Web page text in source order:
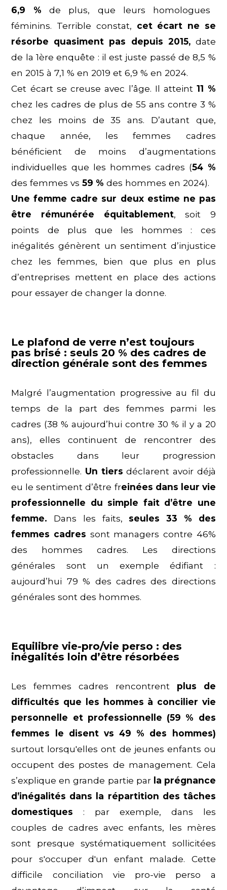
6,9 % de plus, que leurs homologues
féminins. Terrible constat, cet écart ne se
résorbe quasiment pas depuis 2015,date
de la 1ère enquête : il est juste passé de 8,5 %
en 2015 à 7,1 % en 2019 et 6,9 % en 2024.
Cet écart se creuse avec l’âge. Il atteint11 %
chez les cadres de plus de 55 ans contre 3 %
chez les moins de 35 ans. D’autant que,
chaque année, les femmes cadres
bénéficient de moins d’augmentations
individuelles que les hommes cadres (54 %
des femmes vs59 % des hommes en 2024).
Une femme cadre sur deux estime ne pas
être rémunérée équitablement, soit 9
points de plus que les hommes : ces
inégalités génèrent un sentiment d’injustice
chez les femmes, bien que plus en plus
d’entreprises mettent en place des actions
pour essayer de changer la donne.
Le plafond de verre n’est toujours
pas brisé : seuls 20 % des cadres de
direction générale sont des femmes
Malgré l’augmentation progressive au fil du
temps de la part des femmes parmi les
cadres (38 % aujourd’hui contre 30 % il y a 20
ans), elles continuent de rencontrer des
obstacles dans leur progression
professionnelle. Un tiersdéclarent avoir déjà
eu le sentiment d’être freinées dans leur vie
professionnelle du simple fait d’être une
femme. Dans les faits, seules 33 % des
femmes cadres sont managers contre 46%
des hommes cadres. Les directions
générales sont un exemple édifiant :
aujourd’hui 79 % des cadres des directions
générales sont des hommes.
Equilibre vie-pro/vie perso : des
inégalités loin d’être résorbées
Les femmes cadres rencontrent plus de
difficultés que les hommes à concilier vie
personnelle et professionnelle (59 % des
femmes le disent vs 49 % des hommes)
surtout lorsqu'elles ont de jeunes enfants ou
occupent des postes de management. Cela
s’explique en grande partie parla prégnance
d’inégalités dans la répartition des tâches
domestiques : par exemple, dans les
couples de cadres avec enfants, les mères
sont presque systématiquement sollicitées
pour s'occuper d'un enfant malade. Cette
difficile conciliation vie pro-vie perso a